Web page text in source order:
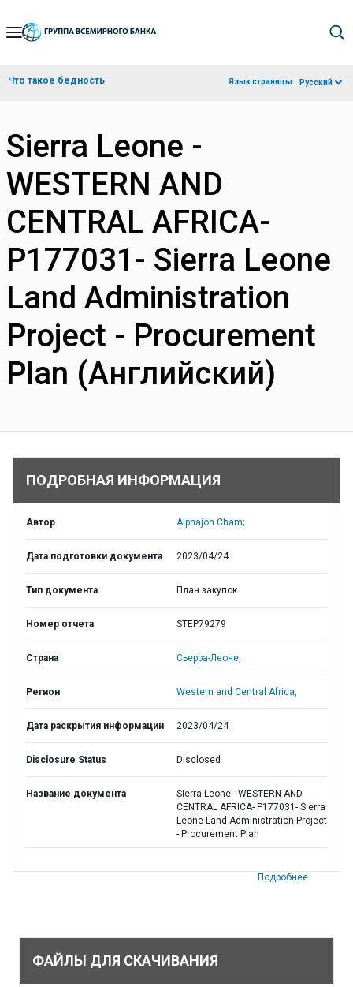
Skip
Navigation
Что такое бедность Язык страницы: Русский
Sierra Leone -
WESTERN AND
CENTRAL AFRICA-
P177031- Sierra Leone
Land Administration
Project - Procurement
Plan (Английский)
ПОДРОБНАЯ ИНФОРМАЦИЯ
Автор Alphajoh Cham;
Дата подготовки документа 2023/04/24
Тип документа План закупок
Номер отчета STEP79279
Страна Сьерра-Леоне,
Регион Western and Central Africa,
Дата раскрытия информации 2023/04/24
Disclosure Status Disclosed
Название документа
Sierra Leone - WESTERN AND
CENTRAL AFRICA- P177031- Sierra
Leone Land Administration Project
- Procurement Plan
Подробнее
ФАЙЛЫ ДЛЯ СКАЧИВАНИЯ